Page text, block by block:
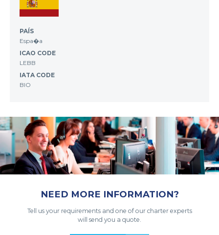
PAÍS
Espa�a
ICAO CODE
LEBB
IATA CODE
BIO
NEED MORE INFORMATION?
Tell us your requirements and one of our charter experts
will send you a quote.